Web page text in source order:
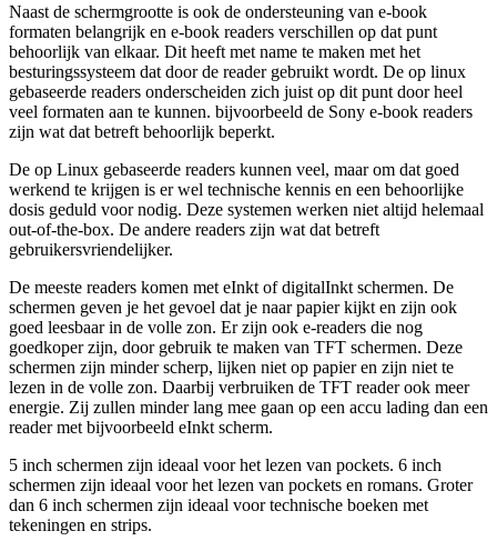
Naast de schermgrootte is ook de ondersteuning van e-book
formaten belangrijk en e-book readers verschillen op dat punt
behoorlijk van elkaar. Dit heeft met name te maken met het
besturingssysteem dat door de reader gebruikt wordt. De op linux
gebaseerde readers onderscheiden zich juist op dit punt door heel
veel formaten aan te kunnen. bijvoorbeeld de Sony e-book readers
zijn wat dat betreft behoorlijk beperkt.
De op Linux gebaseerde readers kunnen veel, maar om dat goed
werkend te krijgen is er wel technische kennis en een behoorlijke
dosis geduld voor nodig. Deze systemen werken niet altijd helemaal
out-of-the-box. De andere readers zijn wat dat betreft
gebruikersvriendelijker.
De meeste readers komen met eInkt of digitalInkt schermen. De
schermen geven je het gevoel dat je naar papier kijkt en zijn ook
goed leesbaar in de volle zon. Er zijn ook e-readers die nog
goedkoper zijn, door gebruik te maken van TFT schermen. Deze
schermen zijn minder scherp, lijken niet op papier en zijn niet te
lezen in de volle zon. Daarbij verbruiken de TFT reader ook meer
energie. Zij zullen minder lang mee gaan op een accu lading dan een
reader met bijvoorbeeld eInkt scherm.
5 inch schermen zijn ideaal voor het lezen van pockets. 6 inch
schermen zijn ideaal voor het lezen van pockets en romans. Groter
dan 6 inch schermen zijn ideaal voor technische boeken met
tekeningen en strips.